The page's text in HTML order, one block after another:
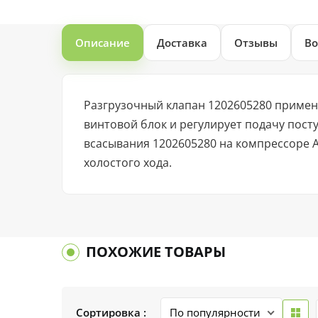
Описание Доставка Отзывы
Разгрузочный клапан 1202605280
винтовой блок и регулирует подачу
всасывания 1202605280 на компрессоре
холостого хода.
ПОХОЖИЕ ТОВАРЫ
Сортировка :